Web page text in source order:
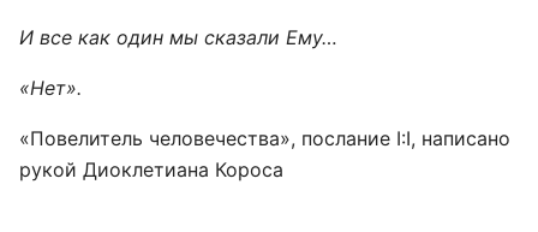
И все как один мы сказали Ему…
«Нет».
«Повелитель человечества», послание I:I, написано
рукой Диоклетиана Короса